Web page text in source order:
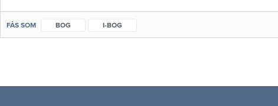
FÅS SOM BOG I-BOG